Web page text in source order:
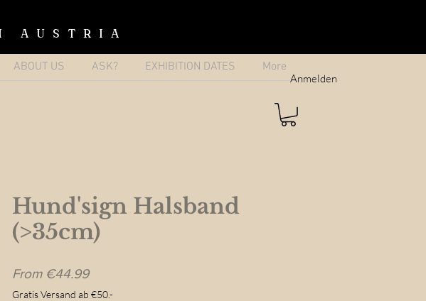
Anmelden
AUSTRIA
ABOUT US ASK? EXHIBITION DATES More
Hund'sign Halsband
(>35cm)
From €44.99Sale
Price
Gratis Versand ab €50.-